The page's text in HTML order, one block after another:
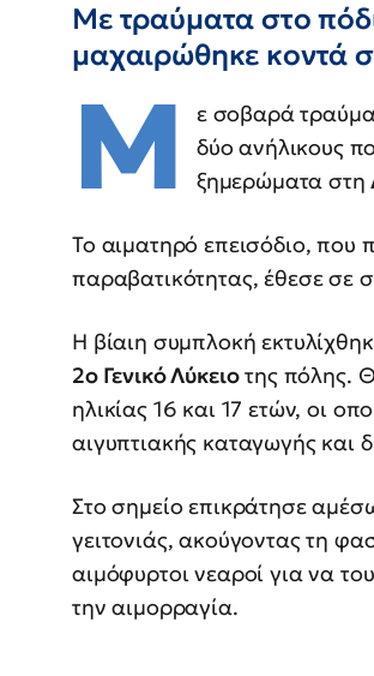
Με τραύματα στο
μαχαιρώθηκε κοντά
Μ
ε σοβαρά
δύο ανήλικους
ξημερώματα στη
Το αιματηρό επεισόδιο, που
παραβατικότητας, έθεσε σε
Η βίαιη συμπλοκή
2ο Γενικό Λύκειοτης πόλης.
ηλικίας 16 και 17 ετών, οι
αιγυπτιακής καταγωγής και
Στο σημείο επικράτησε
γειτονιάς, ακούγοντας τη
αιμόφυρτοι νεαροί για να
την αιμορραγία.